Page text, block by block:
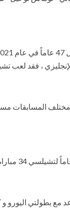
” 30 مباراة ، حيث فاز في 19